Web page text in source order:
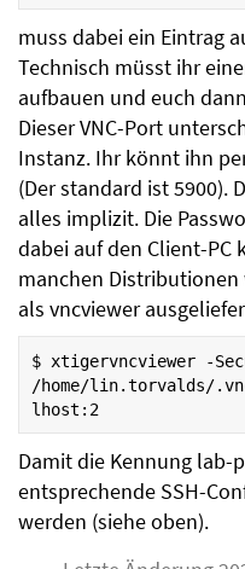
muss dabei ein Eintrag
Technisch müsst ihr
aufbauen und euch
Dieser VNC-Port
Instanz. Ihr könnt ihn
(Der standard ist 5900).
alles implizit. Die
dabei auf den Client-PC
manchen
als vncviewer
$ xtigervncviewer -
/home/lin.torvalds/
lhost:2
Damit die Kennung lab-
entsprechende SSH-
werden (siehe oben).